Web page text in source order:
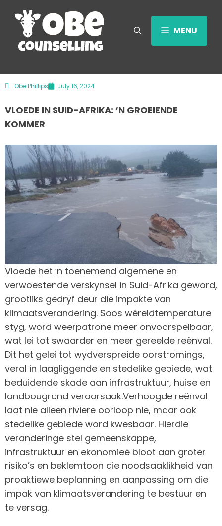
MENU
Obe Phillips July 16, 2024
VLOEDE IN SUID-AFRIKA: ‘N GROEIENDE
KOMMER
Vloede het ‘n toenemend algemene en
verwoestende verskynsel in Suid-Afrika geword,
grootliks gedryf deur die impakte van
klimaatsverandering. Soos wêreldtemperature
styg, word weerpatrone meer onvoorspelbaar,
wat lei tot swaarder en meer gereelde reënval.
Dit het gelei tot wydverspreide oorstromings,
veral in laagliggende en stedelike gebiede, wat
beduidende skade aan infrastruktuur, huise en
landbougrond veroorsaak.Verhoogde reënval
laat nie alleen riviere oorloop nie, maar ook
stedelike gebiede word kwesbaar. Hierdie
veranderinge stel gemeenskappe,
infrastruktuur en ekonomieë bloot aan groter
risiko’s en beklemtoon die noodsaaklikheid van
proaktiewe beplanning en aanpassing om die
impak van klimaatsverandering te bestuur en
te versag.